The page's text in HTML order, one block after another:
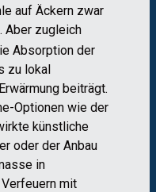
auf Äckern zwar
Aber zugleich
Absorption der
zu lokal
beiträgt.
Optionen wie der
künstliche
oder der Anbau
in
mit